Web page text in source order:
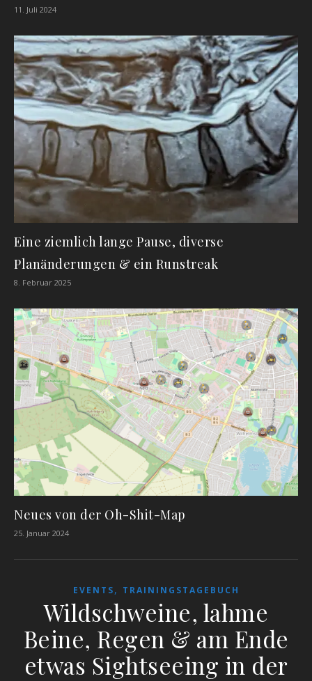
11. Juli 2024
Eine ziemlich lange Pause, diverse
Planänderungen & ein Runstreak
8. Februar 2025
Neues von der Oh-Shit-Map
25. Januar 2024
EVENTS, TRAININGSTAGEBUCH
Wildschweine, lahme
Beine, Regen & am Ende
etwas Sightseeing in der